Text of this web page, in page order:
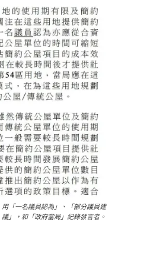
「一名議員認為」、「部分議員建
議」，和「政府當局」紀錄發言者。